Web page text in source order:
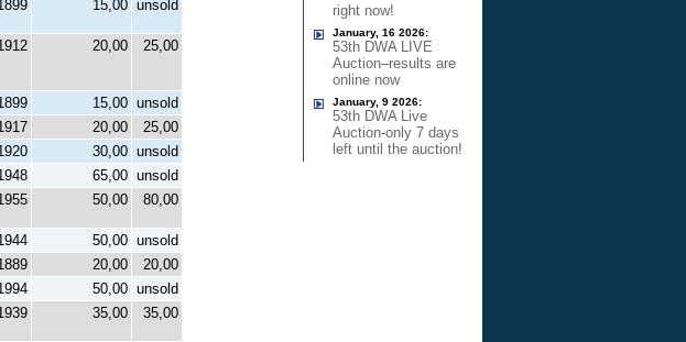
15,00 unsold
20,00 25,00
15,00 unsold
20,00
25,00
30,00 unsold
65,00 unsold
50,00 80,00
50,00 unsold
20,00
20,00
50,00 unsold
35,00 35,00
right now!
January, 16 2026:
53th DWA LIVE
Auction–results are
online now
January, 9 2026:
53th DWA Live
Auction-only 7 days
left until the auction!